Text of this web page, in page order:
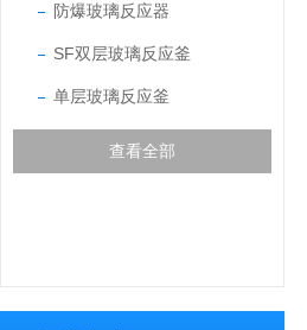
防爆玻璃反应器
SF双层玻璃反应釜
单层玻璃反应釜
查看全部